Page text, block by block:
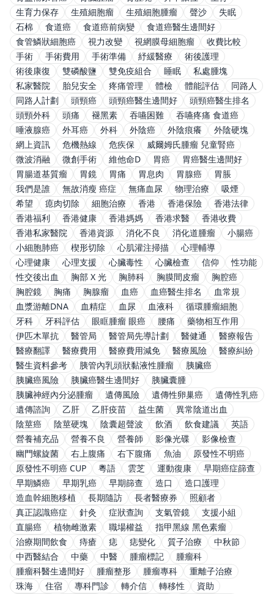
生育力保存
生殖細胞瘤 生殖細胞腫瘤 聲沙
失眠
石棉
食道癌 食道癌前病變
食道癌醫生邊間好
食管鱗狀細胞癌
視力改變 視網膜母細胞瘤
收費比較
手術
手術費用 手術準備 紓緩醫療
術後護理
術後康復
雙磷酸鹽 雙免疫組合 睡眠
私處腫塊
私家醫院
胎兒安全 疼痛管理 體檢 體能評估
同路人
同路人計劃
頭頸癌 頭頸癌醫生邊間好
頭頸癌醫生排名
頭頸外科
頭痛 褪黑素 吞嚥困難
吞嚥疼痛 食道癌
唾液腺癌
外耳癌 外科 外陰癌 外陰痕癢
外陰硬塊
網上資訊
危機熱線 危疾保
威爾姆氏腫瘤 兒童腎癌
微波消融
微創手術 維他命D 胃癌
胃癌醫生邊間好
胃腸道基質瘤
胃鏡 胃痛 胃息肉 胃腺癌
胃脹
我們是誰
無故消瘦 癌症 無痛血尿 物理治療
吸煙
希望
瘜肉切除 細胞治療 香港 香港保險
香港法律
香港福利
香港健康 香港媽媽 香港求醫
香港收費
香港私家醫院
香港資源 消化不良 消化道腫瘤
小腸癌
小細胞肺癌
楔形切除 心肌灌注掃描
心理輔導
心理健康
心理支援 心臟毒性 心臟檢查 信仰
性功能
性交後出血
胸部 X 光 胸肺科 胸膜間皮瘤
胸腔癌
胸腔鏡
胸痛 胸腺瘤 血癌 血癌醫生排名
血常規
血漿游離DNA
血精症 血尿 血液科
循環腫瘤細胞
牙科
牙科評估 眼眶腫瘤 眼癌 腰痛
藥物相互作用
伊匹木單抗
醫管局 醫管局先導計劃 醫健通
醫療報告
醫療翻譯
醫療費用 醫療費用減免 醫療風險
醫療糾紛
醫生資料參考
胰管內乳頭狀黏液性腫瘤
胰臟癌
胰臟癌風險
胰臟癌醫生邊間好
胰臟囊腫
胰臟神經內分泌腫瘤
遺傳風險 遺傳性卵巢癌
遺傳性乳癌
遺傳諮詢
乙肝 乙肝疫苗 益生菌
異常陰道出血
陰莖癌
陰莖硬塊 陰囊超聲波 飲酒 飲食建議
英語
營養補充品
營養不良 營養師 影像光碟
影像檢查
幽門螺旋菌
右上腹痛 右下腹痛 魚油
原發性不明癌
原發性不明癌 CUP
粵語 雲芝 運動復康
早期癌症篩查
早期鱗癌
早期乳癌 早期篩查 造口
造口護理
造血幹細胞移植
長期隨訪 長者醫療券
照顧者
真正認識癌症
針灸 症狀查詢 支氣管鏡
支援小組
直腸癌
植物雌激素 職場權益
指甲黑線 黑色素瘤
治療期間飲食
痔瘡 痣 痣變化 質子治療
中秋節
中西醫結合
中藥 中醫 腫瘤標記
腫瘤科
腫瘤科醫生邊間好
腫瘤整形 腫瘤專科
重離子治療
珠海
住宿 專科門診 轉介信 轉移性
資助